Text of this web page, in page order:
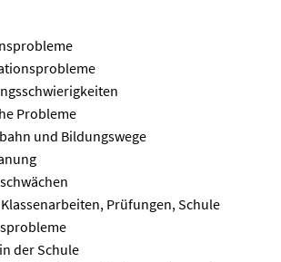
Probleme
und Bildungswege
Prüfungen, Schule
der Schule